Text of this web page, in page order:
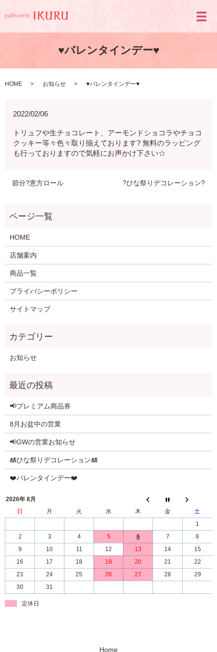
メ
♥️バレンタインデー♥️
HOME お知らせ ♥️バレンタインデー♥️
2022/02/06
トリュフや生チョコレート、アーモンドショコラやチョコ
クッキー等々色々取り揃えております? 無料のラッピング
も行っておりますので気軽にお声かけ下さい☆
節分?恵方ロール ?ひな祭りデコレーション?
HOME
店舗案内
商品一覧
プライバシーポリシー
サイトマップ
お知らせ
📢プレミアム商品券
8月お盆中の営業
📢GWの営業お知らせ
🎎ひな祭りデコレーション🎎
❤️バレンタインデー❤️
2026年 8月
日
月 火 水 木 金
土
1
2
3 4 5 6 7
8
9
10 11 12 13 14
15
16
17 18 19 20 21
22
23
24 25 26 27 28
29
30
31
定休日
Home